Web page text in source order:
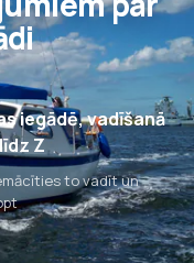
iegādē, vadīšanā
Z
to vadīt un